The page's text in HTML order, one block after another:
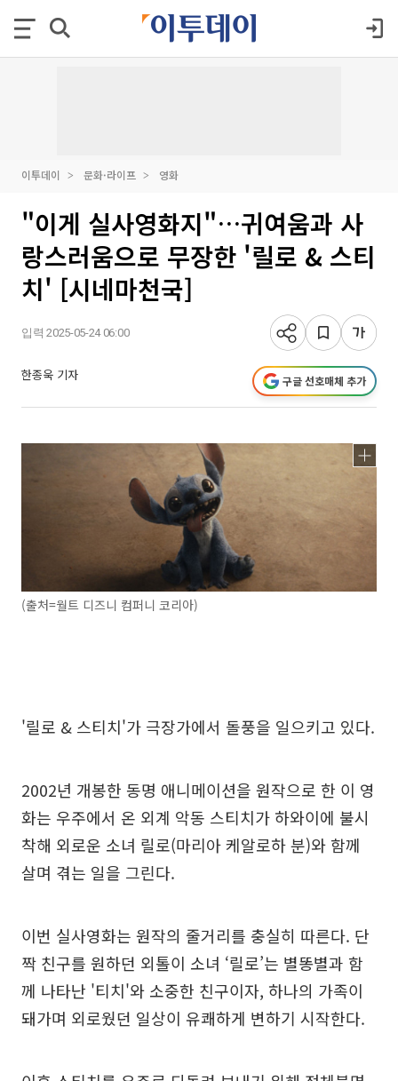
이투데이 문화·라이프 영화
"이게 실사영화지"…귀여움과 사
랑스러움으로 무장한 '릴로 & 스티
치' [시네마천국]
입력 2025-05-24 06:00
한종욱 기자 구글 선호매체 추가
(출처=월트 디즈니 컴퍼니 코리아)
'릴로 & 스티치'가 극장가에서 돌풍을 일으키고 있다.
2002년 개봉한 동명 애니메이션을 원작으로 한 이 영
화는 우주에서 온 외계 악동 스티치가 하와이에 불시
착해 외로운 소녀 릴로(마리아 케알로하 분)와 함께
살며 겪는 일을 그린다.
이번 실사영화는 원작의 줄거리를 충실히 따른다. 단
짝 친구를 원하던 외톨이 소녀 ‘릴로’는 별똥별과 함
께 나타난 '티치'와 소중한 친구이자, 하나의 가족이
돼가며 외로웠던 일상이 유쾌하게 변하기 시작한다.